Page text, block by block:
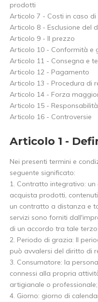
prodotti
Articolo 7 - Costi in caso di
Articolo 8 - Esclusione del
Articolo 9 - Il prezzo
Articolo 10 - Conformità e
Articolo 11 - Consegna e
Articolo 12 - Pagamento
Articolo 13 - Procedura di
Articolo 14 - Forza
Articolo 15 - Responsabilità
Articolo 16 - Controversie
Articolo 1 -
Nei presenti termini e
seguente significato:
1. Contratto integrativo:
acquista prodotti,
un contratto a distanza e
servizi sono forniti
di un accordo tra tale
2. Periodo di grazia: Il
può avvalersi del diritto di
3. Consumatore: la
connessi alla propria
artigianale o professionale;
4. Giorno: giorno di